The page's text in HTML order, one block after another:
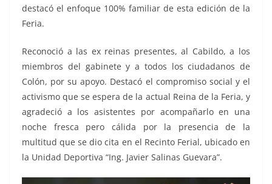
destacó el enfoque 100% familiar de esta edición de la
Feria.
Reconoció a las ex reinas presentes, al Cabildo, a los
miembros del gabinete y a todos los ciudadanos de
Colón, por su apoyo. Destacó el compromiso social y el
activismo que se espera de la actual Reina de la Feria, y
agradeció a los asistentes por acompañarlo en una
noche fresca pero cálida por la presencia de la
multitud que se dio cita en el Recinto Ferial, ubicado en
la Unidad Deportiva “Ing. Javier Salinas Guevara”.